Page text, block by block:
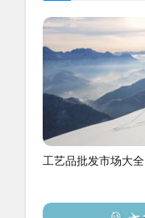
工艺品批发市场大全